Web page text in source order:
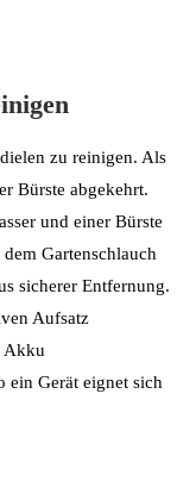
zu reinigen. Als
Bürste abgekehrt.
und einer Bürste
Gartenschlauch
sicherer Entfernung.
Aufsatz
Akku
ein Gerät eignet sich